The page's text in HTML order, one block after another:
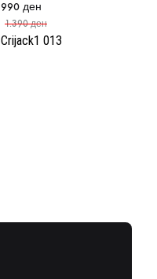
Crijack1 013
990 ден
1.390ден